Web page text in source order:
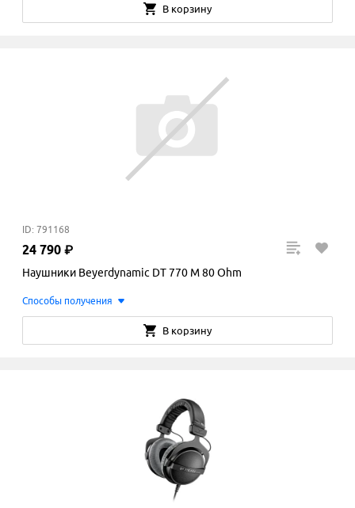
В корзину
ID: 791168
24 790 ₽
Наушники Beyerdynamic DT 770 M 80 Ohm
Способы получения
В корзину